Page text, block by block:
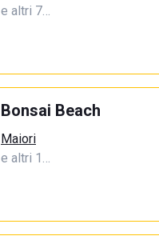
e altri 7…
Bonsai Beach
Maiori
e altri 1…